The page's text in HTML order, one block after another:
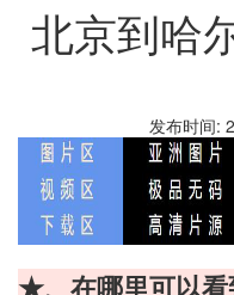
北京到哈
发布时间:
★、在哪里可以看